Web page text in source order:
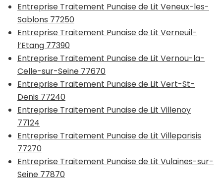
Entreprise Traitement Punaise de Lit Veneux-les-
Sablons 77250
Entreprise Traitement Punaise de Lit Verneuil-
l’Etang 77390
Entreprise Traitement Punaise de Lit Vernou-la-
Celle-sur-Seine 77670
Entreprise Traitement Punaise de Lit Vert-St-
Denis 77240
Entreprise Traitement Punaise de Lit Villenoy
77124
Entreprise Traitement Punaise de Lit Villeparisis
77270
Entreprise Traitement Punaise de Lit Vulaines-sur-
Seine 77870